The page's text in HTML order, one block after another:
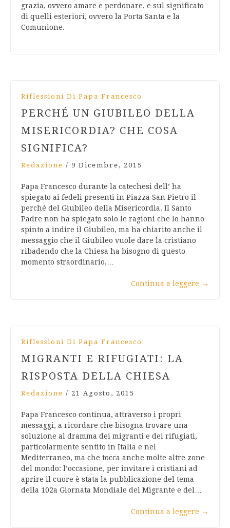
grazia, ovvero amare e perdonare, e sul significato
di quelli esteriori, ovvero la Porta Santa e la
Comunione.
Riflessioni Di Papa Francesco
PERCHÉ UN GIUBILEO DELLA
MISERICORDIA? CHE COSA
SIGNIFICA?
Redazione / 9 Dicembre, 2015
Papa Francesco durante la catechesi dell’ ha
spiegato ai fedeli presenti in Piazza San Pietro il
perché del Giubileo della Misericordia. Il Santo
Padre non ha spiegato solo le ragioni che lo hanno
spinto a indire il Giubileo, ma ha chiarito anche il
messaggio che il Giubileo vuole dare la cristiano
ribadendo che la Chiesa ha bisogno di questo
momento straordinario,…
Continua a leggere →
Riflessioni Di Papa Francesco
MIGRANTI E RIFUGIATI: LA
RISPOSTA DELLA CHIESA
Redazione / 21 Agosto, 2015
Papa Francesco continua, attraverso i propri
messaggi, a ricordare che bisogna trovare una
soluzione al dramma dei migranti e dei rifugiati,
particolarmente sentito in Italia e nel
Mediterraneo, ma che tocca anche molte altre zone
del mondo: l’occasione, per invitare i cristiani ad
aprire il cuore è stata la pubblicazione del tema
della 102a Giornata Mondiale del Migrante e del…
Continua a leggere →